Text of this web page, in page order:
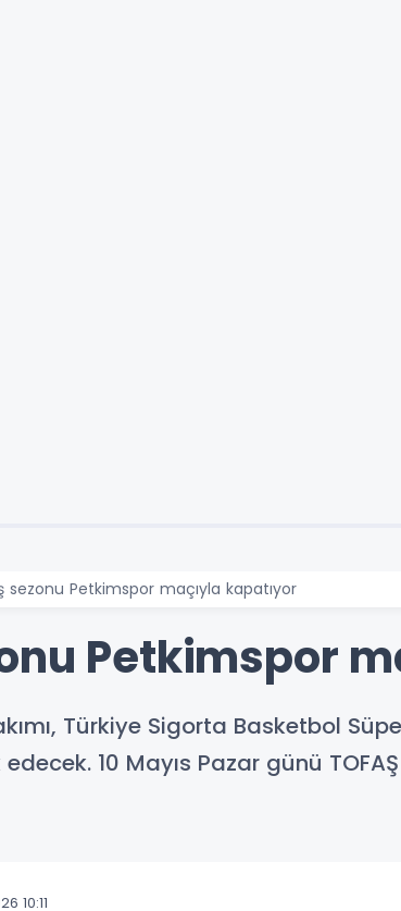
sezonu Petkimspor maçıyla kapatıyor
Petkimspor
Türkiye Sigorta Basketbol
10 Mayıs Pazar günü
10:11